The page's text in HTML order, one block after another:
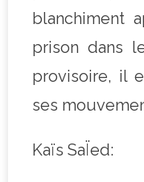
blanchiment
prison dans
provisoire, il
ses
Kaïs SaÏed: